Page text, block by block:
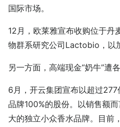
国际市场。
12月，欧莱雅宣布收购位于丹
物群系研究公司Lactobio，以
另一方面，高端现金“奶牛”遭各
6月，开云集团宣布以超过
品牌100%的股份。以销售额
大的独立小众香水品牌。目前